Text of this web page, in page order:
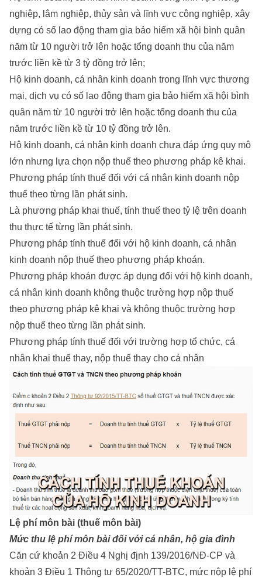
nghiệp, lâm nghiệp, thủy sản và lĩnh vực công nghiệp, xây
dựng có số lao động tham gia bảo hiểm xã hội bình quân
năm từ 10 người trở lên hoặc tổng doanh thu của năm
trước liền kề từ 3 tỷ đồng trở lên;
Hộ kinh doanh, cá nhân kinh doanh trong lĩnh vực thương
mại, dịch vụ có số lao động tham gia bảo hiểm xã hội bình
quân năm từ 10 người trở lên hoặc tổng doanh thu của
năm trước liền kề từ 10 tỷ đồng trở lên.
Hộ kinh doanh, cá nhân kinh doanh chưa đáp ứng quy mô
lớn nhưng lựa chọn nộp thuế theo phương pháp kê khai.
Phương pháp tính thuế đối với cá nhân kinh doanh nộp
thuế theo từng lần phát sinh.
Là phương pháp khai thuế, tính thuế theo tỷ lệ trên doanh
thu thực tế từng lần phát sinh.
Phương pháp tính thuế đối với hộ kinh doanh, cá nhân
kinh doanh nộp thuế theo phương pháp khoán.
Phương pháp khoán được áp dụng đối với hộ kinh doanh,
cá nhân kinh doanh không thuộc trường hợp nộp thuế
theo phương pháp kê khai và không thuộc trường hợp
nộp thuế theo từng lần phát sinh.
Phương pháp tính thuế đối với trường hợp tổ chức, cá
nhân khai thuế thay, nộp thuế thay cho cá nhân
Lệ phí môn bài (thuế môn bài)
Mức thu lệ phí môn bài đối với cá nhân, hộ gia đình
Căn cứ khoản 2 Điều 4 Nghị định 139/2016/NĐ-CP và
khoản 3 Điều 1 Thông tư 65/2020/TT-BTC, mức nộp lệ phí